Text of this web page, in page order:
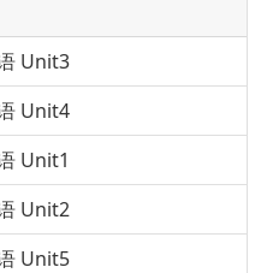
Unit3
Unit4
Unit1
Unit2
Unit5